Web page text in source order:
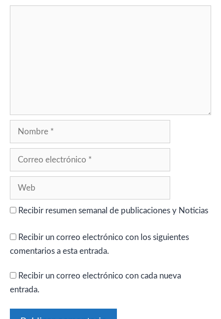
Recibir resumen semanal de publicaciones y Noticias
Recibir un correo electrónico con los siguientes
comentarios a esta entrada.
Recibir un correo electrónico con cada nueva
entrada.